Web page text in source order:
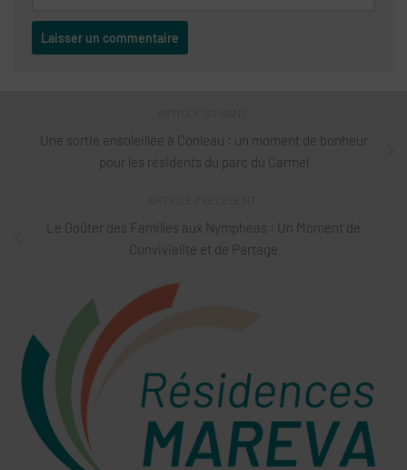
Une sortie ensoleillée à Conleau : un moment de bonheur
pour les résidents du parc du Carmel
Le Goûter des Familles aux Nymphéas : Un Moment de
Convivialité et de Partage